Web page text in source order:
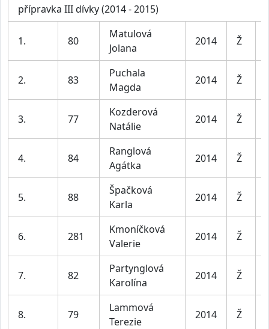
přípravka III dívky (2014 - 2015)
1. 80
Matulová
Jolana
2014 Ž
2. 83
Puchala
Magda
2014 Ž
3. 77
Kozderová
Natálie
2014 Ž
4. 84
Ranglová
Agátka
2014 Ž
5. 88
Špačková
Karla
2014 Ž
6. 281
Kmoníčková
Valerie
2014 Ž
7. 82
Partynglová
Karolína
2014 Ž
8. 79
Lammová
Terezie
2014 Ž